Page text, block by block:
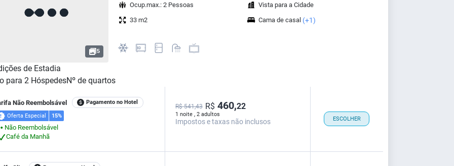
5
Ocup.max.: 2 Pessoas
Vista para a Cidade
33 m2
Cama de casal (+1)
de Estadia
para 2 HóspedesNº de quartos
Não Reembolsável Pagamento no Hotel
Oferta Especial 15%
⬤
Não Reembolsável
Café da Manhã
1 noite , 2 adultos
R$ 541,43 R$ 460,22
Impostos e taxas não inclusos ESCOLHER